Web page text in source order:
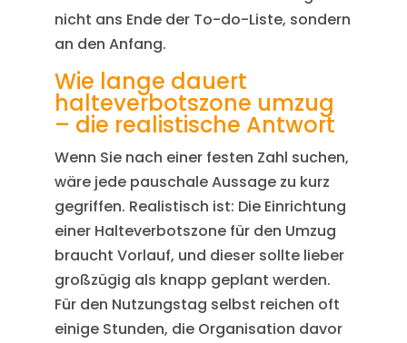
nicht ans Ende der To-do-Liste, sondern
an den Anfang.
Wie lange dauert
halteverbotszone umzug
– die realistische Antwort
Wenn Sie nach einer festen Zahl suchen,
wäre jede pauschale Aussage zu kurz
gegriffen. Realistisch ist: Die Einrichtung
einer Halteverbotszone für den Umzug
braucht Vorlauf, und dieser sollte lieber
großzügig als knapp geplant werden.
Für den Nutzungstag selbst reichen oft
einige Stunden, die Organisation davor